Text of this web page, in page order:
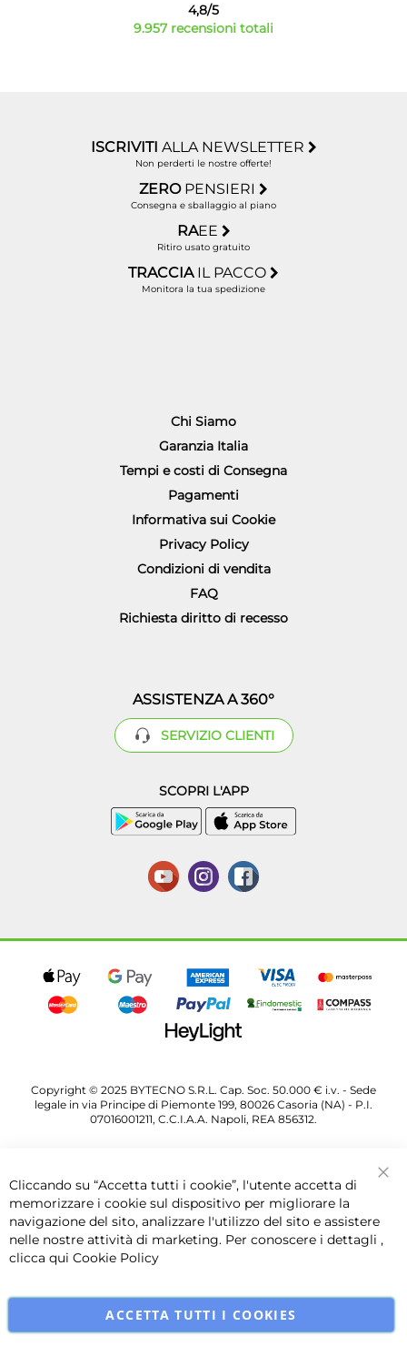
4,8/5
9.957 recensioni totali
ISCRIVITI ALLA NEWSLETTER
Non perderti le nostre offerte!
ZERO PENSIERI
Consegna e sballaggio al piano
RAEE
Ritiro usato gratuito
TRACCIA IL PACCO
Monitora la tua spedizione
Chi Siamo
Garanzia Italia
Tempi e costi di Consegna
Pagamenti
Informativa sui Cookie
Privacy Policy
Condizioni di vendita
FAQ
Richiesta diritto di recesso
ASSISTENZA A 360°
SERVIZIO CLIENTI
SCOPRI L'APP
Copyright © 2025 BYTECNO S.R.L. Cap. Soc. 50.000 € i.v. - Sede
legale in via Principe di Piemonte 199, 80026 Casoria (NA) - P.I.
07016001211, C.C.I.A.A. Napoli, REA 856312.
Cliccando su “Accetta tutti i cookie”, l'utente accetta di
memorizzare i cookie sul dispositivo per migliorare la
navigazione del sito, analizzare l'utilizzo del sito e assistere
nelle nostre attività di marketing. Per conoscere i dettagli ,
clicca qui Cookie Policy
ACCETTA TUTTI I COOKIES